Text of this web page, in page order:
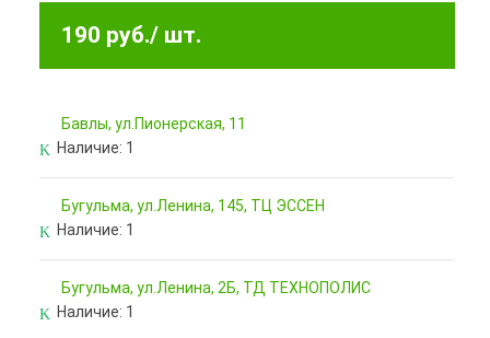
190 руб./ шт.
Бавлы, ул.Пионерская, 11
Наличие: 1
Бугульма, ул.Ленина, 145, ТЦ ЭССЕН
Наличие: 1
Бугульма, ул.Ленина, 2Б, ТД ТЕХНОПОЛИС
Наличие: 1